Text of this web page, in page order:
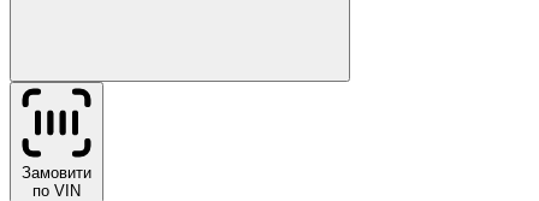
Замовити
по VIN